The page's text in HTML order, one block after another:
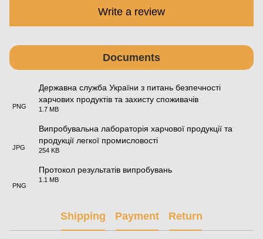
Write a review
Documents
PNG
Державна служба України з питань безпечності
харчових продуктів та захисту споживачів
1.7 MB
JPG
Випробувальна лабораторія харчової продукції та
продукції легкої промисловості
254 KB
PNG
Протокол результатів випробувань
1.1 MB
Shipping Payment Return